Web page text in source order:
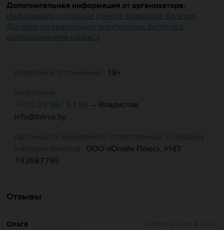
Дополнительная информация от организатора:
Информация о порядке и месте возвратов билетов
Договор на реализацию электронных билетов с
использованием сервиса
18+
+375 25 987 81 04 — Владислав
info@itvirus.by
ООО «Юлайк Плюс», УНП
193687795
Отзывы
Ольга